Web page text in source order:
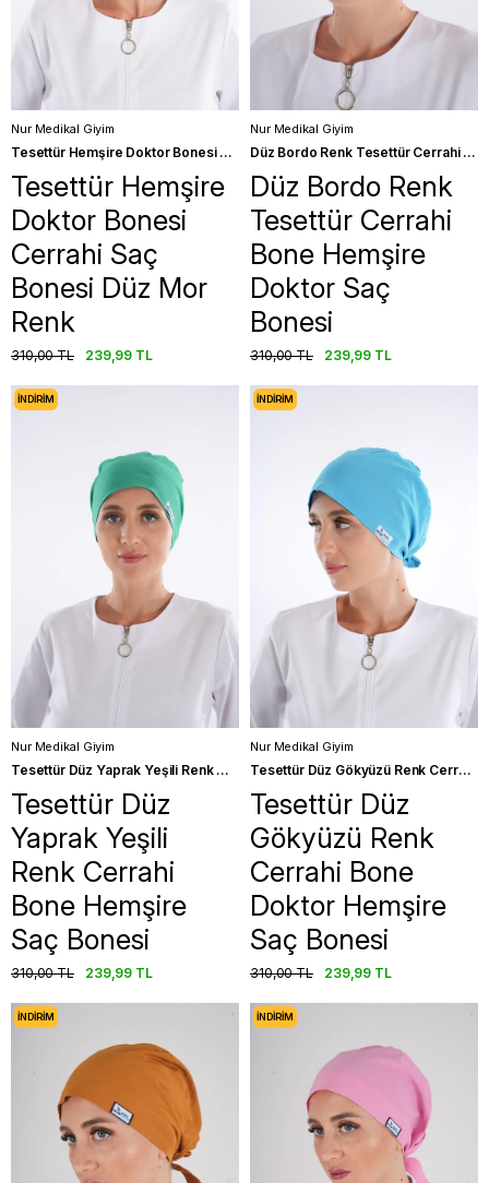
Nur Medikal Giyim
Tesettür Hemşire Doktor Bonesi Cerrahi Saç Bonesi Düz Mor Renk
Tesettür Hemşire
Doktor Bonesi
Cerrahi Saç
Bonesi Düz Mor
Renk
239,99 TL
310,00 TL
Nur Medikal Giyim
Düz Bordo Renk Tesettür Cerrahi Bone Hemşire Doktor Saç Bonesi
Düz Bordo Renk
Tesettür Cerrahi
Bone Hemşire
Doktor Saç
Bonesi
239,99 TL
310,00 TL
Nur Medikal Giyim
Tesettür Düz Yaprak Yeşili Renk Cerrahi Bone Hemşire Saç Bonesi
Tesettür Düz
Yaprak Yeşili
Renk Cerrahi
Bone Hemşire
Saç Bonesi
239,99 TL
310,00 TL
İNDIRIM
Nur Medikal Giyim
Tesettür Düz Gökyüzü Renk Cerrahi Bone Doktor Hemşire Saç Bonesi
Tesettür Düz
Gökyüzü Renk
Cerrahi Bone
Doktor Hemşire
Saç Bonesi
239,99 TL
310,00 TL
İNDIRIM
İNDIRIM İNDIRIM